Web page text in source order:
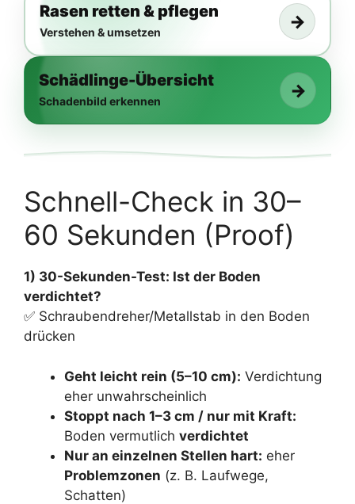
Rasen retten & pflegen
Verstehen & umsetzen
→
Schädlinge-Übersicht
Schadenbild erkennen
→
Schnell-Check in 30–
60 Sekunden (Proof)
1) 30-Sekunden-Test: Ist der Boden
verdichtet?
✅ Schraubendreher/Metallstab in den Boden
drücken
Geht leicht rein (5–10 cm): Verdichtung
eher unwahrscheinlich
Stoppt nach 1–3 cm / nur mit Kraft:
Boden vermutlich verdichtet
Nur an einzelnen Stellen hart: eher
Problemzonen (z. B. Laufwege,
Schatten)